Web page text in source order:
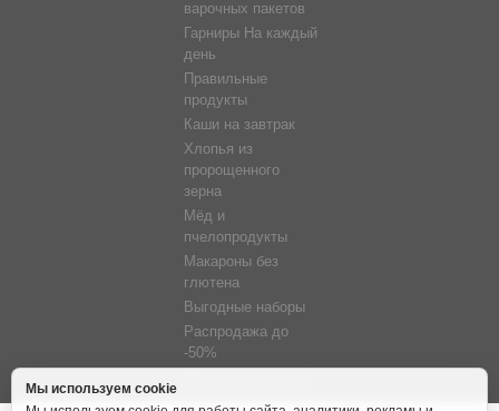
варочных пакетов
Гарниры На каждый
день
Правильные
продукты
Каши на завтрак
Хлопья из
пророщенного
зерна
Мёд и
пчелопродукты
Макароны без
глютена
Выгодные наборы
Распродажа до
-50%
Мы используем cookie